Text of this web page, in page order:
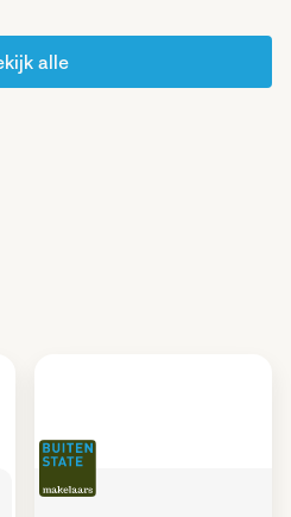
alle